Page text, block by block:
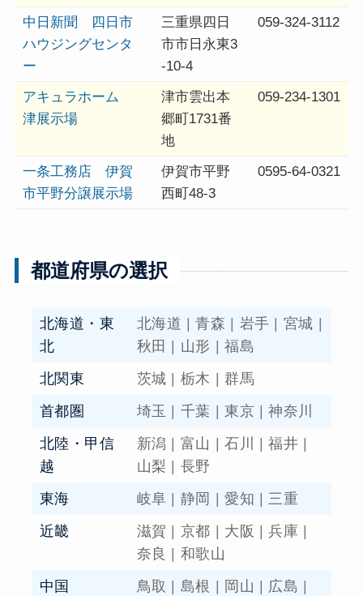
中日新聞 四日市
ハウジングセンタ
ー
三重県四日
市市日永東3
-10-4
059-324-3112
アキュラホーム
津展示場
津市雲出本
郷町1731番
地
059-234-1301
一条工務店 伊賀
市平野分譲展示場
伊賀市平野
西町48-3
0595-64-0321
都道府県の選択
北海道・東
北
北海道 |青森 岩手 宮城
秋田
山形
福島
北関東
茨城 栃木
群馬
首都圏
埼玉 千葉 東京 |神奈川
北陸・甲信
越
新潟 富山 石川 |福井
山梨
長野
東海
岐阜 静岡 愛知 |三重
近畿
滋賀 京都 大阪 |兵庫
奈良
和歌山
中国
鳥取 島根 岡山 広島